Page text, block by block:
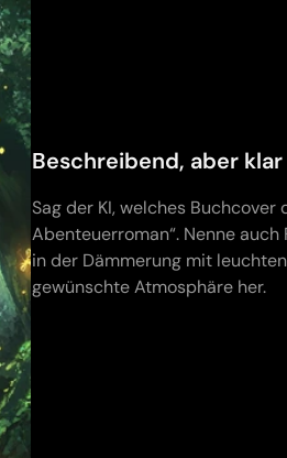
Beschreibend, aber
Sag der KI, welches
Abenteuerroman“. Nenne
in der Dämmerung mit
gewünschte Atmosphäre her.